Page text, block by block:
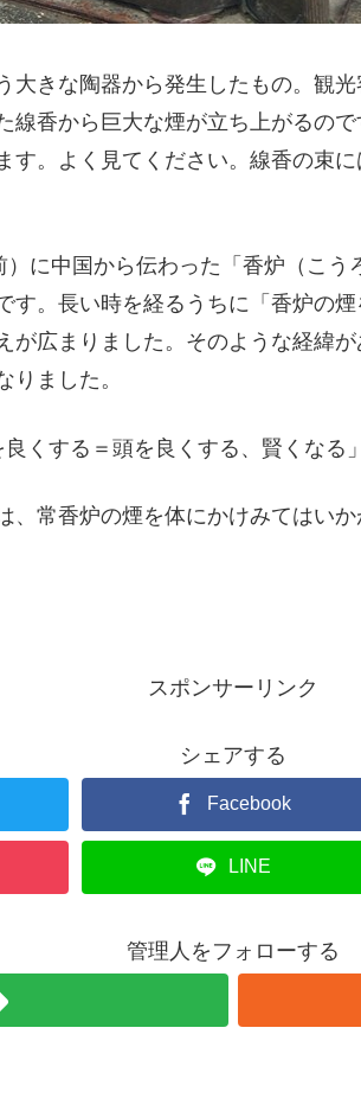
大きな陶器から発生したもの。観
線香から巨大な煙が立ち上がるの
す。よく見てください。線香の束
に中国から伝わった「香炉（こう
す。長い時を経るうちに「香炉の
が広まりました。そのような経緯
りました。
くする＝頭を良くする、賢くなる
、常香炉の煙を体にかけみてはいか
スポンサーリンク
シェアする
Facebook
LINE
管理人をフォローする